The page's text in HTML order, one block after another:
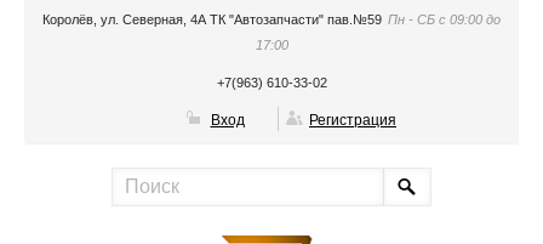
Королёв, ул. Северная, 4А ТК "Автозапчасти" пав.№59 Пн - СБ с 09:00 до
17:00
+7(963) 610-33-02
Вход Регистрация